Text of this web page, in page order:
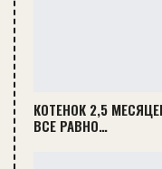
КОТЕНОК 2,5
ВСЕ РАВНО…